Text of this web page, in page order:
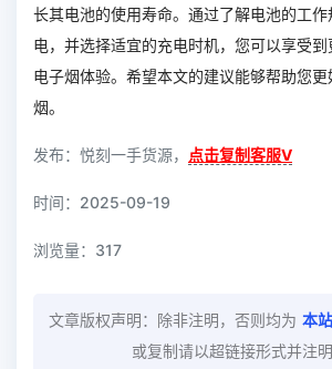
长其电池的使用寿命。通过了解电池的工
电，并选择适宜的充电时机，您可以享受
电子烟体验。希望本文的建议能够帮助您
烟。
发布：悦刻一手货源， 点击复制客服V
时间：2025-09-19
浏览量： 317
文章版权声明：除非注明，否则均为 本站
或复制请以超链接形式并注